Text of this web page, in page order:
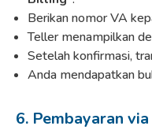
Berikan nomor VA
Teller menampilkan
Setelah konfirmasi,
Anda mendapatkan
6. Pembayaran